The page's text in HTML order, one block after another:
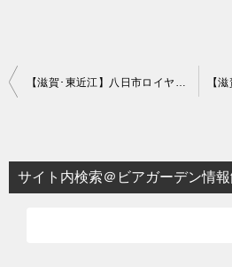
投
ビ
ゲ
サイト内検索＠ビアガーデン情